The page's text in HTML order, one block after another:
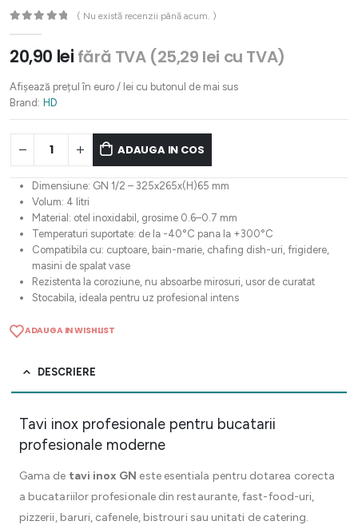
( Nu există recenzii până acum. )
20,90 lei fără TVA (25,29 lei cu TVA)
Afișează prețul în euro / lei cu butonul de mai sus
Brand: HD
ADAUGA IN COS
Dimensiune: GN 1/2 – 325x265x(H)65 mm
Volum: 4 litri
Material: otel inoxidabil, grosime 0.6–0.7 mm
Temperaturi suportate: de la -40°C pana la +300°C
Compatibila cu: cuptoare, bain-marie, chafing dish-uri, frigidere,
masini de spalat vase
Rezistenta la coroziune, nu absoarbe mirosuri, usor de curatat
Stocabila, ideala pentru uz profesional intens
ADAUGA IN WISHLIST
DESCRIERE
Tavi inox profesionale pentru bucatarii
profesionale moderne
Gama de tavi inox GN este esentiala pentru dotarea corecta
a bucatariilor profesionale din restaurante, fast-food-uri,
pizzerii, baruri, cafenele, bistrouri sau unitati de catering.